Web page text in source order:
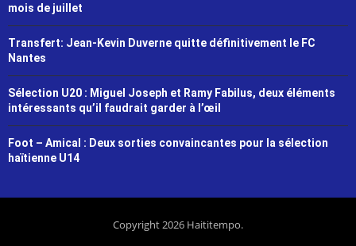
mois de juillet
Transfert: Jean-Kevin Duverne quitte définitivement le FC
Nantes
Sélection U20 : Miguel Joseph et Ramy Fabilus, deux éléments
intéressants qu’il faudrait garder à l’œil
Foot – Amical : Deux sorties convaincantes pour la sélection
haïtienne U14
Copyright 2026 Haititempo.